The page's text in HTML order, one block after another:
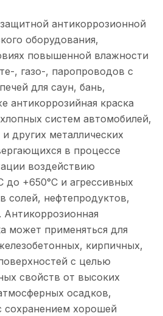
антикоррозионной
оборудования,
повышенной влажности
, газо-, паропроводов с
для саун, бань,
антикоррозийная краска
систем автомобилей,
других металлических
в процессе
воздействию
до +650°С и агрессивных
солей, нефтепродуктов,
может применяться для
кирпичных,
с целью
свойств от высоких
осадков,
сохранением хорошей